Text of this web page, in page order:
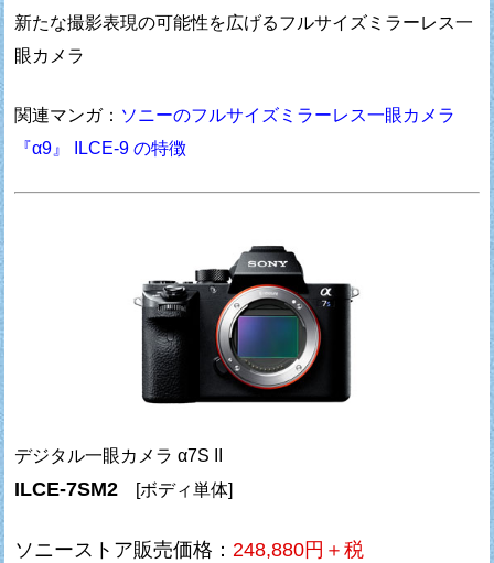
新たな撮影表現の可能性を広げるフルサイズミラーレス一
眼カメラ
関連マンガ： ソニーのフルサイズミラーレス一眼カメラ
『α9』 ILCE-9 の特徴
デジタル一眼カメラ α7S II
ILCE-7SM2 [ボディ単体]
ソニーストア販売価格： 248,880円＋税